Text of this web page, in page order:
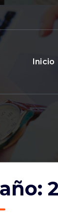
Inicio